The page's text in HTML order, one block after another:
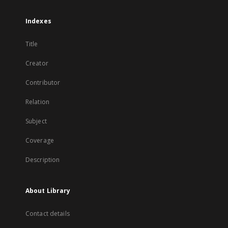
Indexes
Title
Creator
Contributor
Relation
Subject
Coverage
Description
About Library
Contact details